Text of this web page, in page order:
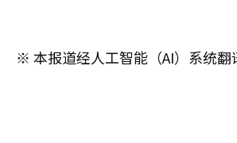
※ 本报道经人工智能（AI）系统翻